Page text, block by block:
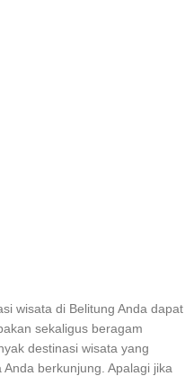
wisata di Belitung Anda dapat
sekaligus beragam
destinasi wisata yang
berkunjung. Apalagi jika